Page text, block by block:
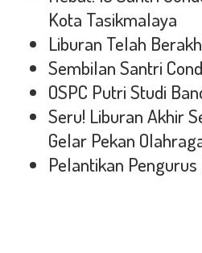
Kota Tasikmalaya
Liburan Telah
Sembilan Santri
OSPC Putri Studi
Seru! Liburan Akhir
Gelar Pekan
Pelantikan Pengurus